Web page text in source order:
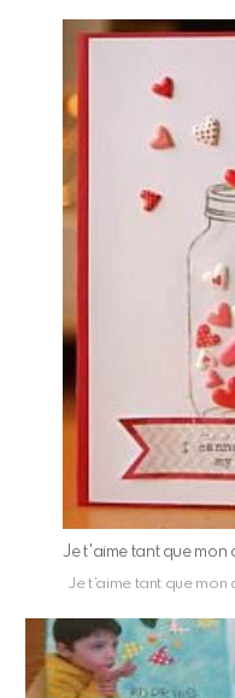
Je t'aime tant que
Je t’aime tant que